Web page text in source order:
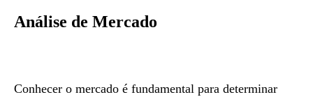
Análise de Mercado
Conhecer o mercado é fundamental para determinar